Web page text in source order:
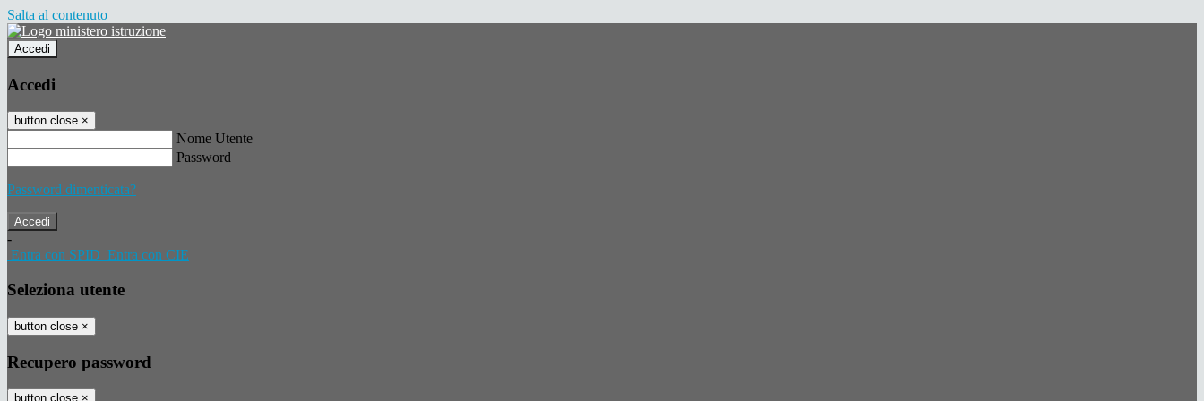
Salta al contenuto
Accedi
Accedi
button close ×
Nome Utente
Password
Password dimenticata?
-
Entra con SPID Entra con CIE
Seleziona utente
button close ×
Recupero password
button close ×